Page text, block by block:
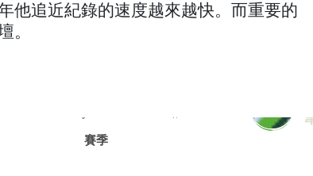
他追近紀錄的速度越來越快。而重要的
。